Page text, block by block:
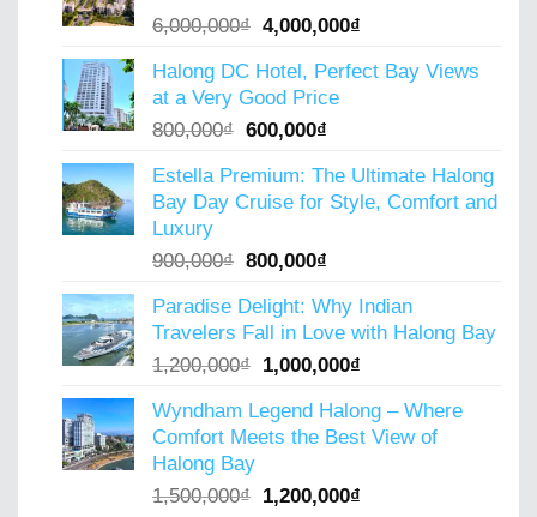
6,000,000₫ Original
was:
6,000,000₫.
4,000,000₫
is:
Halong DC Hotel, Perfect Bay Views
at a Very Good Price
800,000₫ Original
was:
800,000₫.
600,000₫
is:
600,000₫.
Estella Premium: The Ultimate Halong
Bay Day Cruise for Style, Comfort and
Luxury
900,000₫ Original
was:
900,000₫.
800,000₫
is:
800,000₫.
Paradise Delight: Why Indian
Travelers Fall in Love with Halong Bay
1,200,000₫ Original
was:
1,200,000₫.
1,000,000₫
is:
1,000,000₫.
Wyndham Legend Halong – Where
Comfort Meets the Best View of
Halong Bay
1,500,000₫ Original
1,200,000₫